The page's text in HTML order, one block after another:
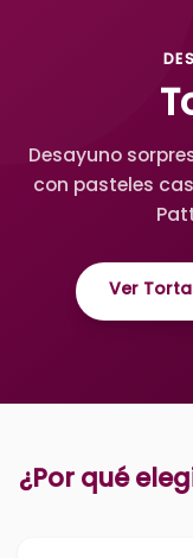
Desayuno
con pasteles
Ver
¿Por qué